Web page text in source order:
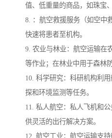
值、低重量的商品，如珠宝
8. ：航空救援服务（如空中
快速将患者至机构。
9. 农业与林业：航空运输在
等作业；在林业中用于森林
10. 科学研究：科研机构利
探和环境监测等任务。
11. 私人航空：私人飞机和
供灵活的出行解决方案。
12. 航空工业：航空运输支